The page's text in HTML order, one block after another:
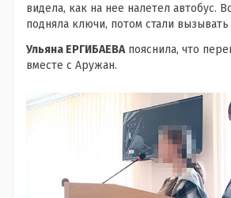
видела, как на нее налетел автобус.
подняла ключи, потом стали
Ульяна ЕРГИБАЕВАпояснила, что
вместе с Аружан.